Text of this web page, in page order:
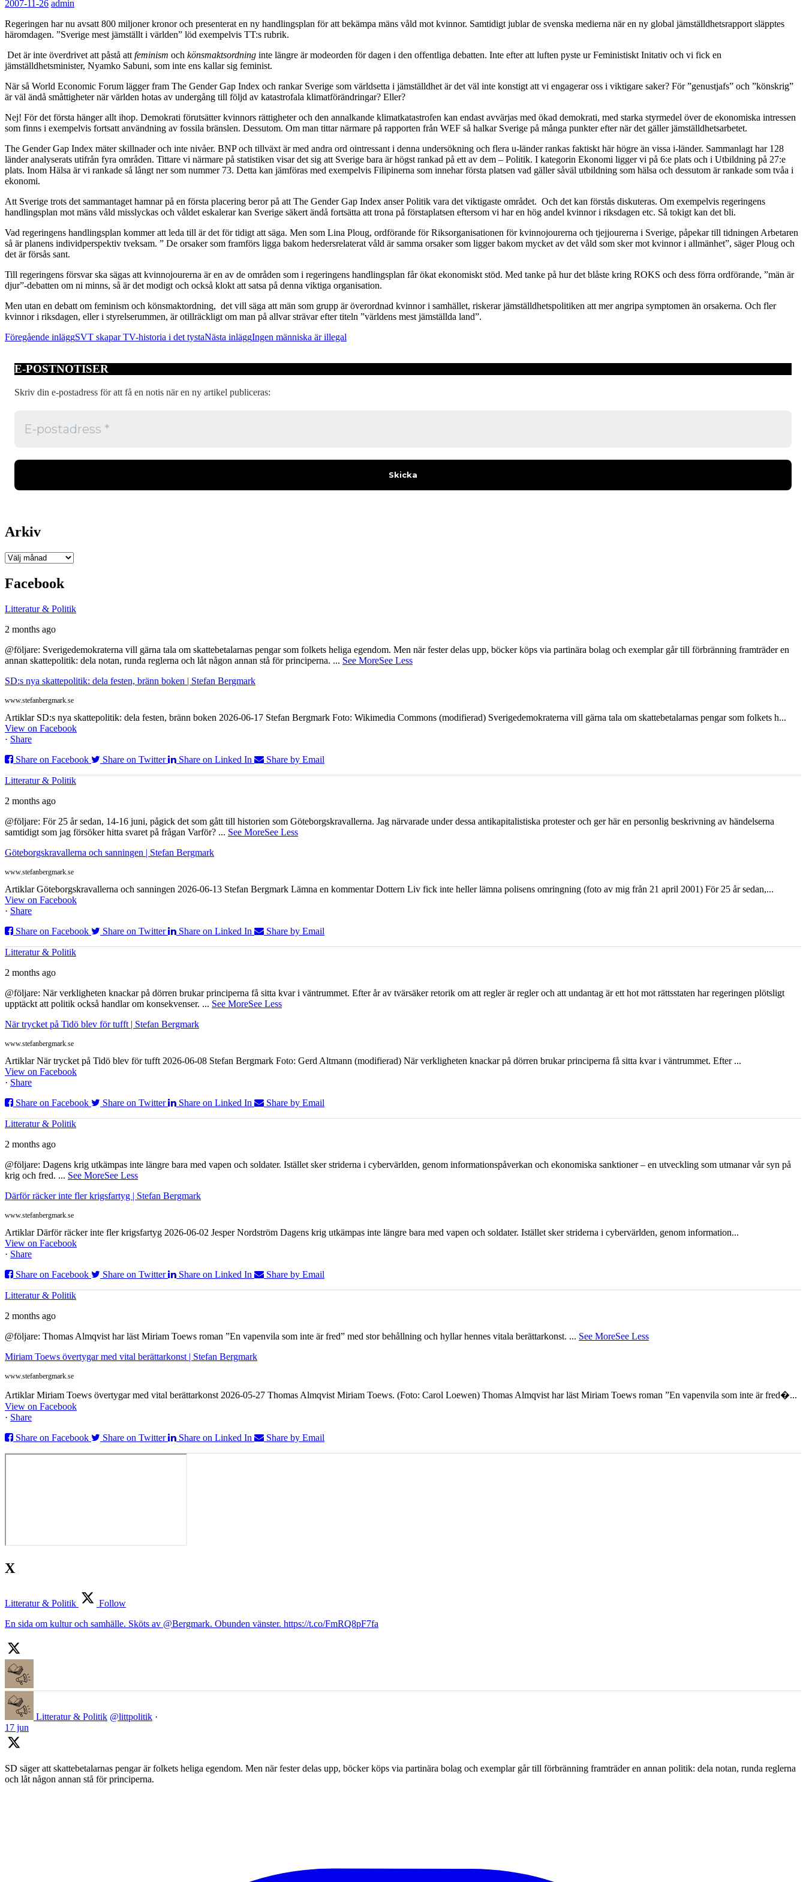
2007-11-26 admin
Regeringen har nu avsatt 800 miljoner kronor och presenterat en ny handlingsplan för att bekämpa mäns våld mot kvinnor. Samtidigt jublar de svenska medierna när en ny global jämställdhetsrapport släpptes
häromdagen. ”Sverige mest jämställt i världen” löd exempelvis TT:s rubrik.
Det är inte överdrivet att påstå att feminism och könsmaktsordning inte längre är modeorden för dagen i den offentliga debatten. Inte efter att luften pyste ur Feministiskt Initativ och vi fick en
jämställdhetsminister, Nyamko Sabuni, som inte ens kallar sig feminist.
När så World Economic Forum lägger fram The Gender Gap Index och rankar Sverige som världsetta i jämställdhet är det väl inte konstigt att vi engagerar oss i viktigare saker? För ”genustjafs” och ”könskrig”
är väl ändå småttigheter när världen hotas av undergång till följd av katastrofala klimatförändringar? Eller?
Nej! För det första hänger allt ihop. Demokrati förutsätter kvinnors rättigheter och den annalkande klimatkatastrofen kan endast avvärjas med ökad demokrati, med starka styrmedel över de ekonomiska intressen
som finns i exempelvis fortsatt användning av fossila bränslen. Dessutom. Om man tittar närmare på rapporten från WEF så halkar Sverige på många punkter efter när det gäller jämställdhetsarbetet.
The Gender Gap Index mäter skillnader och inte nivåer. BNP och tillväxt är med andra ord ointressant i denna undersökning och flera u-länder rankas faktiskt här högre än vissa i-länder. Sammanlagt har 128
länder analyserats utifrån fyra områden. Tittare vi närmare på statistiken visar det sig att Sverige bara är högst rankad på ett av dem – Politik. I kategorin Ekonomi ligger vi på 6:e plats och i Utbildning på 27:e
plats. Inom Hälsa är vi rankade så långt ner som nummer 73. Detta kan jämföras med exempelvis Filipinerna som innehar första platsen vad gäller såväl utbildning som hälsa och dessutom är rankade som tvåa i
ekonomi.
Att Sverige trots det sammantaget hamnar på en första placering beror på att The Gender Gap Index anser Politik vara det viktigaste området. Och det kan förstås diskuteras. Om exempelvis regeringens
handlingsplan mot mäns våld misslyckas och våldet eskalerar kan Sverige säkert ändå fortsätta att trona på förstaplatsen eftersom vi har en hög andel kvinnor i riksdagen etc. Så tokigt kan det bli.
Vad regeringens handlingsplan kommer att leda till är det för tidigt att säga. Men som Lina Ploug, ordförande för Riksorganisationen för kvinnojourerna och tjejjourerna i Sverige, påpekar till tidningen Arbetaren
så är planens individperspektiv tveksam. ” De orsaker som framförs ligga bakom hedersrelaterat våld är samma orsaker som ligger bakom mycket av det våld som sker mot kvinnor i allmänhet”, säger Ploug och
det är försås sant.
Till regeringens försvar ska sägas att kvinnojourerna är en av de områden som i regeringens handlingsplan får ökat ekonomiskt stöd. Med tanke på hur det blåste kring ROKS och dess förra ordförande, ”män är
djur”-debatten om ni minns, så är det modigt och också klokt att satsa på denna viktiga organisation.
Men utan en debatt om feminism och könsmaktordning, det vill säga att män som grupp är överordnad kvinnor i samhället, riskerar jämställdhetspolitiken att mer angripa symptomen än orsakerna. Och fler
kvinnor i riksdagen, eller i styrelserummen, är otillräckligt om man på allvar strävar efter titeln ”världens mest jämställda land”.
Inläggsnavigering
Föregående inläggSVT skapar TV-historia i det tystaNästa inläggIngen människa är illegal
E-POSTNOTISER
Skriv din e-postadress för att få en notis när en ny artikel publiceras:
Arkiv
Arkiv
Facebook
Litteratur & Politik
2 months ago
@följare: Sverigedemokraterna vill gärna tala om skattebetalarnas pengar som folkets heliga egendom. Men när fester delas upp, böcker köps via partinära bolag och exemplar går till förbränning framträder en
annan skattepolitik: dela notan, runda reglerna och låt någon annan stå för principerna. ... See MoreSee Less
SD:s nya skattepolitik: dela festen, bränn boken | Stefan Bergmark
www.stefanbergmark.se
Artiklar SD:s nya skattepolitik: dela festen, bränn boken 2026-06-17 Stefan Bergmark Foto: Wikimedia Commons (modifierad) Sverigedemokraterna vill gärna tala om skattebetalarnas pengar som folkets h...
View on Facebook
· Share
Share on Facebook
Share on Twitter Share on Linked In Share by Email
Litteratur & Politik
2 months ago
@följare: För 25 år sedan, 14-16 juni, pågick det som gått till historien som Göteborgskravallerna. Jag närvarade under dessa antikapitalistiska protester och ger här en personlig beskrivning av händelserna
samtidigt som jag försöker hitta svaret på frågan Varför? ... See MoreSee Less
Göteborgskravallerna och sanningen | Stefan Bergmark
www.stefanbergmark.se
Artiklar Göteborgskravallerna och sanningen 2026-06-13 Stefan Bergmark Lämna en kommentar Dottern Liv fick inte heller lämna polisens omringning (foto av mig från 21 april 2001) För 25 år sedan,...
View on Facebook
· Share
Share on Facebook
Share on Twitter Share on Linked In Share by Email
Litteratur & Politik
2 months ago
@följare: När verkligheten knackar på dörren brukar principerna få sitta kvar i väntrummet. Efter år av tvärsäker retorik om att regler är regler och att undantag är ett hot mot rättsstaten har regeringen plötsligt
upptäckt att politik också handlar om konsekvenser. ... See MoreSee Less
När trycket på Tidö blev för tufft | Stefan Bergmark
www.stefanbergmark.se
Artiklar När trycket på Tidö blev för tufft 2026-06-08 Stefan Bergmark Foto: Gerd Altmann (modifierad) När verkligheten knackar på dörren brukar principerna få sitta kvar i väntrummet. Efter ...
View on Facebook
· Share
Share on Facebook
Share on Twitter Share on Linked In Share by Email
Litteratur & Politik
2 months ago
@följare: Dagens krig utkämpas inte längre bara med vapen och soldater. Istället sker striderna i cybervärlden, genom informationspåverkan och ekonomiska sanktioner – en utveckling som utmanar vår syn på
krig och fred. ... See MoreSee Less
Därför räcker inte fler krigsfartyg | Stefan Bergmark
www.stefanbergmark.se
Artiklar Därför räcker inte fler krigsfartyg 2026-06-02 Jesper Nordström Dagens krig utkämpas inte längre bara med vapen och soldater. Istället sker striderna i cybervärlden, genom information...
View on Facebook
· Share
Share on Facebook
Share on Twitter Share on Linked In Share by Email
Litteratur & Politik
2 months ago
@följare: Thomas Almqvist har läst Miriam Toews roman ”En vapenvila som inte är fred” med stor behållning och hyllar hennes vitala berättarkonst. ... See MoreSee Less
Miriam Toews övertygar med vital berättarkonst | Stefan Bergmark
www.stefanbergmark.se
Artiklar Miriam Toews övertygar med vital berättarkonst 2026-05-27 Thomas Almqvist Miriam Toews. (Foto: Carol Loewen) Thomas Almqvist har läst Miriam Toews roman ”En vapenvila som inte är fred�...
View on Facebook
· Share
Share on Facebook
Share on Twitter Share on Linked In Share by Email
X
Litteratur & Politik
Follow
En sida om kultur och samhälle. Sköts av @Bergmark. Obunden vänster. https://t.co/FmRQ8pF7fa
Litteratur & Politik @littpolitik ·
17 jun
SD säger att skattebetalarnas pengar är folkets heliga egendom. Men när fester delas upp, böcker köps via partinära bolag och exemplar går till förbränning framträder en annan politik: dela notan, runda reglerna
och låt någon annan stå för principerna.